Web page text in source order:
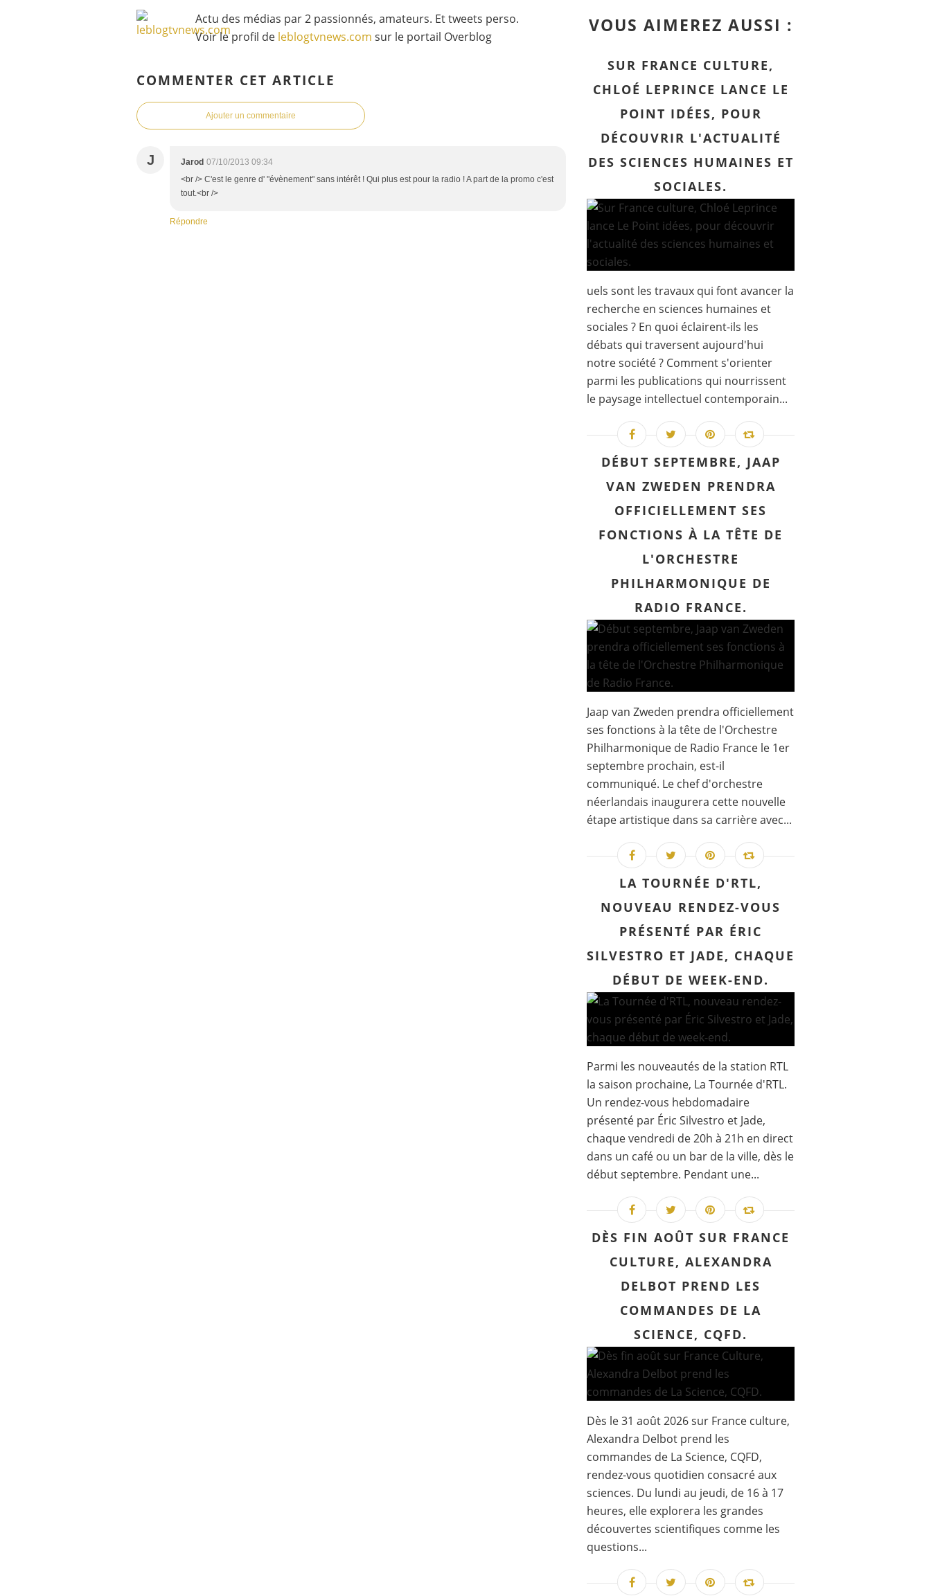
Actu des médias par 2 passionnés, amateurs. Et tweets perso.
Voir le profil de leblogtvnews.com sur le portail Overblog
COMMENTER CET ARTICLE
Ajouter un commentaire
J Jarod 07/10/2013 09:34
<br /> C'est le genre d' "évènement" sans intérêt ! Qui plus est pour la radio ! A part de la promo c'est
tout.<br />
Répondre
VOUS AIMEREZ AUSSI :
SUR FRANCE CULTURE,
CHLOÉ LEPRINCE LANCE LE
POINT IDÉES, POUR
DÉCOUVRIR L'ACTUALITÉ
DES SCIENCES HUMAINES ET
SOCIALES.
uels sont les travaux qui font avancer la
recherche en sciences humaines et
sociales ? En quoi éclairent-ils les
débats qui traversent aujourd'hui
notre société ? Comment s'orienter
parmi les publications qui nourrissent
le paysage intellectuel contemporain...
DÉBUT SEPTEMBRE, JAAP
VAN ZWEDEN PRENDRA
OFFICIELLEMENT SES
FONCTIONS À LA TÊTE DE
L'ORCHESTRE
PHILHARMONIQUE DE
RADIO FRANCE.
Jaap van Zweden prendra officiellement
ses fonctions à la tête de l'Orchestre
Philharmonique de Radio France le 1er
septembre prochain, est-il
communiqué. Le chef d'orchestre
néerlandais inaugurera cette nouvelle
étape artistique dans sa carrière avec...
LA TOURNÉE D'RTL,
NOUVEAU RENDEZ-VOUS
PRÉSENTÉ PAR ÉRIC
SILVESTRO ET JADE, CHAQUE
DÉBUT DE WEEK-END.
Parmi les nouveautés de la station RTL
la saison prochaine, La Tournée d'RTL.
Un rendez-vous hebdomadaire
présenté par Éric Silvestro et Jade,
chaque vendredi de 20h à 21h en direct
dans un café ou un bar de la ville, dès le
début septembre. Pendant une...
DÈS FIN AOÛT SUR FRANCE
CULTURE, ALEXANDRA
DELBOT PREND LES
COMMANDES DE LA
SCIENCE, CQFD.
Dès le 31 août 2026 sur France culture,
Alexandra Delbot prend les
commandes de La Science, CQFD,
rendez-vous quotidien consacré aux
sciences. Du lundi au jeudi, de 16 à 17
heures, elle explorera les grandes
découvertes scientifiques comme les
questions...